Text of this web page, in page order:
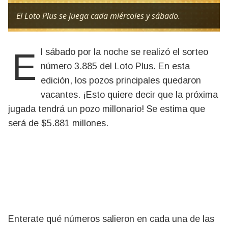
El Loto Plus se juega cada miércoles y sábado.
El sábado por la noche se realizó el sorteo número 3.885 del Loto Plus. En esta
edición, los pozos principales quedaron
vacantes. ¡Esto quiere decir que la próxima
jugada tendrá un pozo millonario! Se estima que
será de $5.881 millones.
Enterate qué números salieron en cada una de las